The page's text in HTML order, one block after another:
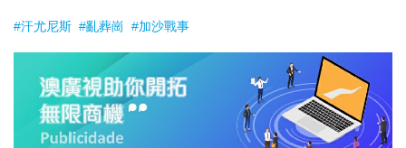
#汗尤尼斯 #亂葬崗 #加沙戰事